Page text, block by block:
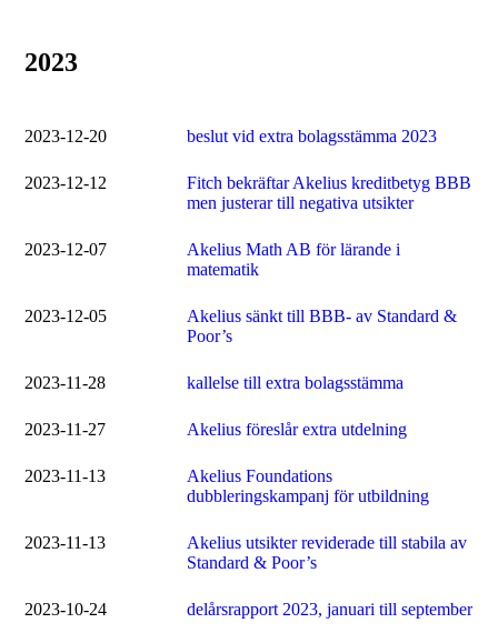
2023
2023-12-20 beslut vid extra bolagsstämma 2023
2023-12-12
Fitch bekräftar Akelius kreditbetyg BBB
men justerar till negativa utsikter
2023-12-07
Akelius Math AB för lärande i
matematik
2023-12-05
Akelius sänkt till BBB- av Standard &
Poor’s
2023-11-28 kallelse till extra bolagsstämma
2023-11-27 Akelius föreslår extra utdelning
2023-11-13
Akelius Foundations
dubbleringskampanj för utbildning
2023-11-13
Akelius utsikter reviderade till stabila av
Standard & Poor’s
2023-10-24 delårsrapport 2023, januari till september